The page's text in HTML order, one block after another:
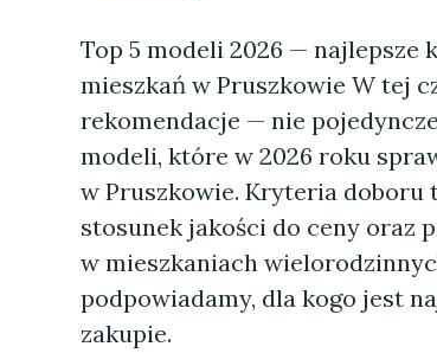
Top 5 modeli 2026 —
mieszkań w Pruszkowie W tej
rekomendacje — nie
modeli, które w 2026 roku
w Pruszkowie. Kryteria doboru
stosunek jakości do ceny oraz
w mieszkaniach
podpowiadamy, dla kogo jest
zakupie.